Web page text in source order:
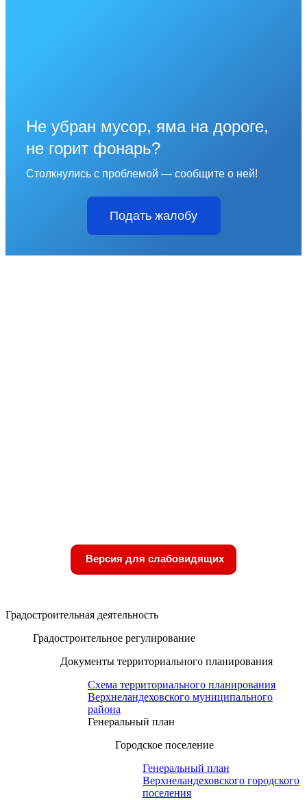
Не убран мусор, яма на дороге,
не горит фонарь?
Столкнулись с проблемой — сообщите о ней!
Подать жалобу
Версия для слабовидящих
Градостроительная деятельность
Градостроительное регулирование
Документы территориального планирования
Схема территориального планирования
Верхнеландеховского муниципального
района
Генеральный план
Городское поселение
Генеральный план
Верхнеландеховского городского
поселения